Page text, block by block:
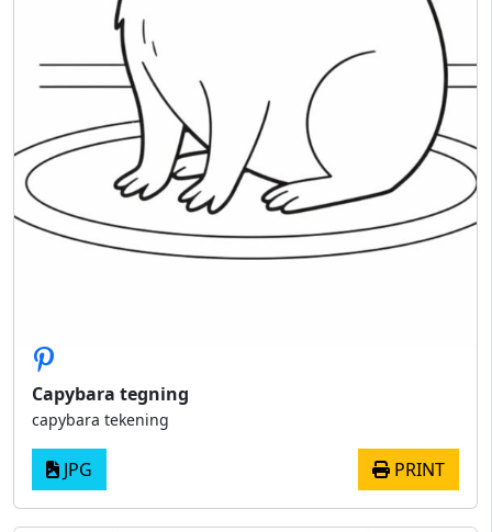
Capybara tegning
capybara tekening
JPG PRINT